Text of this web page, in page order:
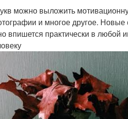
можно выложить
и многое другое.
впишется практически в любой